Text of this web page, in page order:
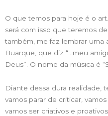
O que temos para hoje é o
será com isso que teremos
também, me faz lembrar uma
Buarque, que diz “…meu
Deus”. O nome da música é
Diante dessa dura realidade,
vamos parar de criticar,
vamos ser criativos e